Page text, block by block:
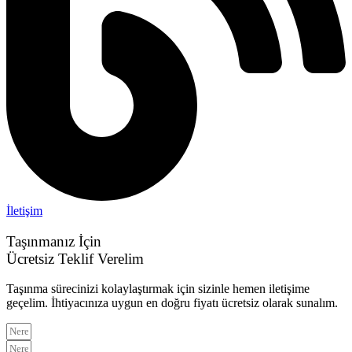
İletişim
Taşınmanız İçin
Ücretsiz Teklif Verelim
Taşınma sürecinizi kolaylaştırmak için sizinle hemen iletişime
geçelim. İhtiyacınıza uygun en doğru fiyatı ücretsiz olarak sunalım.